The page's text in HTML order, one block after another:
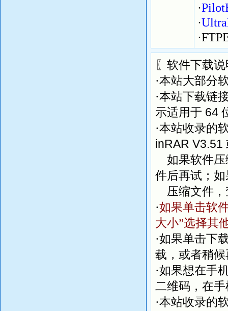
·
·
·
〖软件下载
·本站大部分
·本站下载链
示适用于 64
·本站收录的
inRAR V3.51
如果软件压
件后再试；
压缩文件，
·如果单击软
大小”选择其
·如果单击下
载，或者稍
·如果想在手
二维码，在
·本站收录的